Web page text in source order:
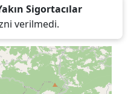
Listesini
Vererek
Sigortacılar
verilmedi.